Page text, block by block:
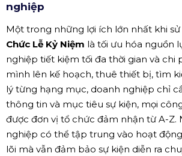
nghiệp
Một trong những lợi ích lớn nhất khi
Chức Lễ Kỷ Niệm là tối ưu hóa nguồn
nghiệp tiết kiệm tối đa thời gian và chi
mình lên kế hoạch, thuê thiết bị, tìm
lý từng hạng mục, doanh nghiệp chỉ
thông tin và mục tiêu sự kiện, mọi
được đơn vị tổ chức đảm nhận từ A-Z.
nghiệp có thể tập trung vào hoạt
lõi mà vẫn đảm bảo sự kiện diễn ra